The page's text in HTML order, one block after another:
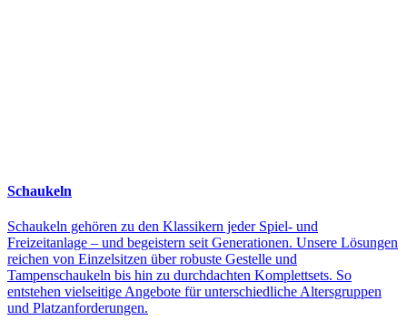
Schaukeln
Schaukeln gehören zu den Klassikern jeder Spiel- und
Freizeitanlage – und begeistern seit Generationen. Unsere Lösungen
reichen von Einzelsitzen über robuste Gestelle und
Tampenschaukeln bis hin zu durchdachten Komplettsets. So
entstehen vielseitige Angebote für unterschiedliche Altersgruppen
und Platzanforderungen.